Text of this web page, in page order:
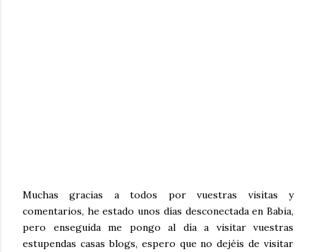
Muchas gracias a todos por vuestras visitas y
comentarios, he estado unos días desconectada en Babia,
pero enseguida me pongo al día a visitar vuestras
estupendas casas blogs, espero que no dejéis de visitar